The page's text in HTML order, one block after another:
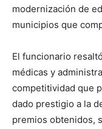
modernización de
municipios que
El funcionario
médicas y
competitividad que
dado prestigio a la
premios obtenidos,